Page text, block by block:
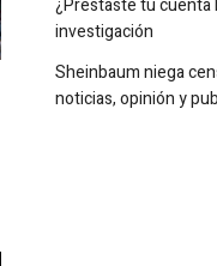
Golpe de $4,462
laboratorio
¿Prestaste tu cuenta
investigación